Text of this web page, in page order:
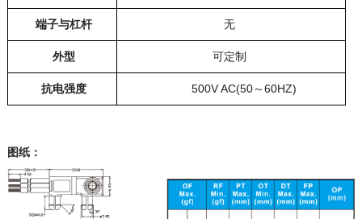
端子与杠杆 无
外型 可定制
抗电强度 500V AC(50～60HZ)
图纸：